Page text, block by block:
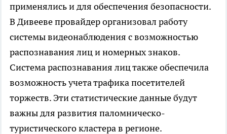
применялись и для обеспечения безопасности.
В Дивееве провайдер организовал работу
системы видеонаблюдения с возможностью
распознавания лиц и номерных знаков.
Система распознавания лиц также обеспечила
возможность учета трафика посетителей
торжеств. Эти статистические данные будут
важны для развития паломническо-
туристического кластера в регионе.